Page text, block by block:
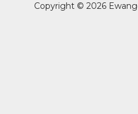
Copyright © 2026